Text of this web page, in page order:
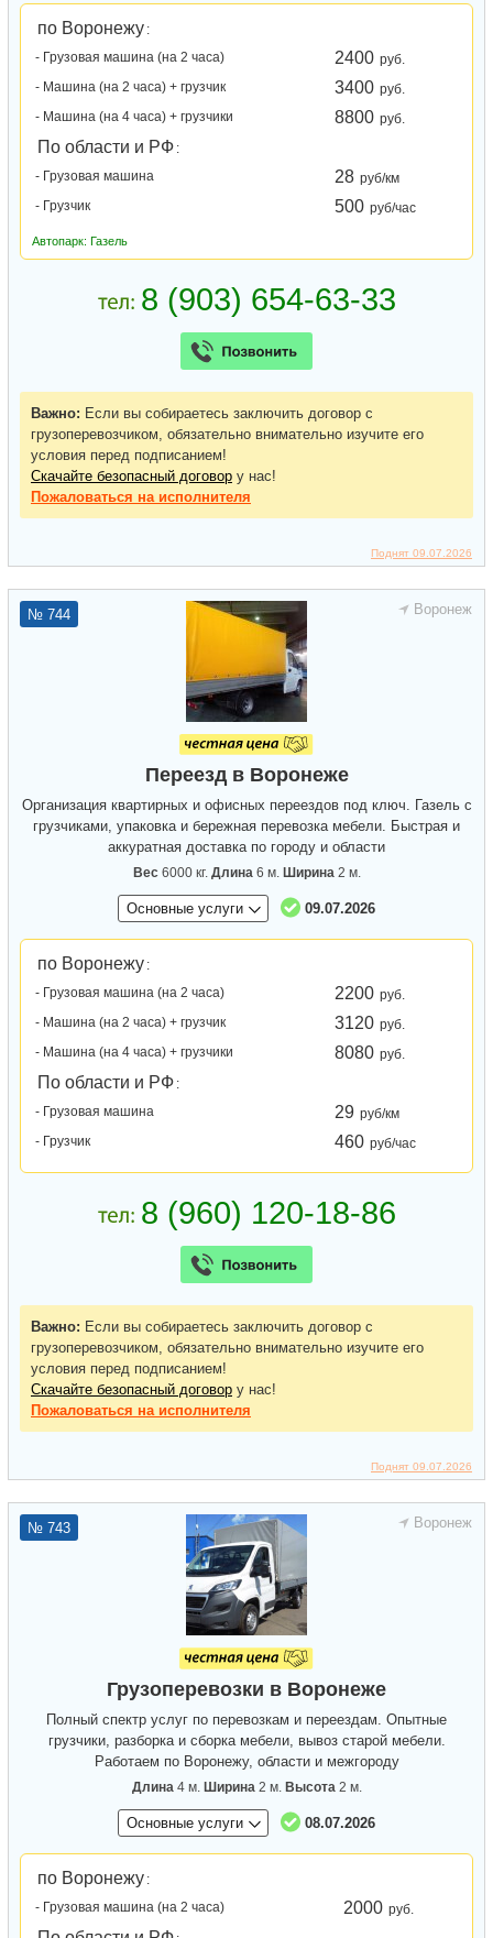
Поднят 09.07.2026
по Воронежу :
- Грузовая машина (на 2 часа)
2400 руб.
- Машина (на 2 часа) + грузчик
3400 руб.
- Машина (на 4 часа) + грузчики
8800 руб.
По области и РФ :
- Грузовая машина
28 руб/км
- Грузчик
500 руб/час
Автопарк: Газель
Важно: Если вы собираетесь заключить договор с
грузоперевозчиком, обязательно внимательно изучите его
условия перед подписанием!
Скачайте безопасный договор у нас!
Пожаловаться на исполнителя
Воронеж
Поднят 09.07.2026
№ 744
Переезд в Воронеже
Организация квартирных и офисных переездов под ключ. Газель с
грузчиками, упаковка и бережная перевозка мебели. Быстрая и
аккуратная доставка по городу и области
Вес6000 кг. Длина6 м. Ширина2 м.
Основные услуги 09.07.2026
по Воронежу :
- Грузовая машина (на 2 часа)
2200 руб.
- Машина (на 2 часа) + грузчик
3120 руб.
- Машина (на 4 часа) + грузчики
8080 руб.
По области и РФ :
- Грузовая машина
29 руб/км
- Грузчик
460 руб/час
Важно: Если вы собираетесь заключить договор с
грузоперевозчиком, обязательно внимательно изучите его
условия перед подписанием!
Скачайте безопасный договор у нас!
Пожаловаться на исполнителя
Воронеж
№ 743
Грузоперевозки в Воронеже
Полный спектр услуг по перевозкам и переездам. Опытные
грузчики, разборка и сборка мебели, вывоз старой мебели.
Работаем по Воронежу, области и межгороду
Длина 4 м. Ширина 2 м. Высота 2 м.
Основные услуги 08.07.2026
по Воронежу :
- Грузовая машина (на 2 часа)
2000 руб.